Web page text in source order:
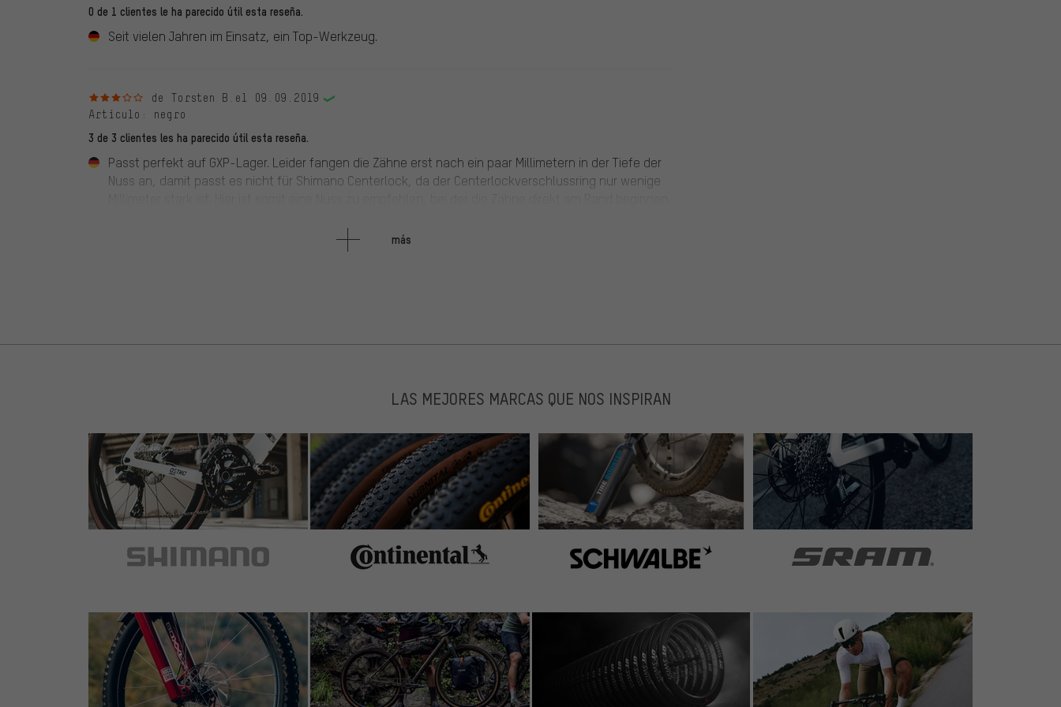
0 de 1 clientes le ha parecido útil esta reseña.
Seit vielen Jahren im Einsatz, ein Top-Werkzeug.
3 de 5 estrellasde Torsten B. el 09.09.2019
Artículo : negro
3 de 3 clientes les ha parecido útil esta reseña.
Passt perfekt auf GXP-Lager. Leider fangen die Zähne erst nach ein paar Millimetern in der Tiefe der
Nuss an, damit passt es nicht für Shimano Centerlock, da der Centerlockverschlussring nur wenige
sehr hochwertiges Produkt
5 de 5 estrellasde Jeffrey M.el 19.02.2018
Artículo: negro
Top Werkzeug!
5 de 5 estrellasde Wolfgang K.el 26.03.2017
Artículo: negro
Sehr stabil ausgeführt. Hervorragend geeignet.
más
LAS MEJORES MARCAS QUE NOS INSPIRAN